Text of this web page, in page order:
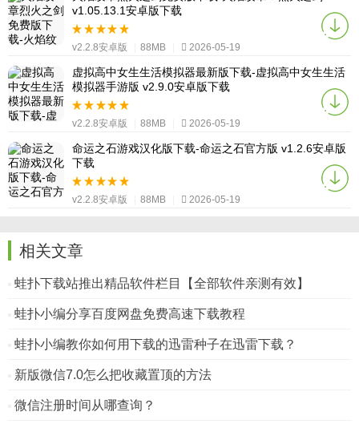
v1.05.13.1安卓版下载
v2.2.8安卓版 88MB 2026-05-19
虚拟高中女生生活模拟器最新版下载-虚拟高中女生生活
模拟器手游版 v2.9.0安卓版下载
v2.2.8安卓版 88MB 2026-05-19
命运之石游戏汉化版下载-命运之石官方版 v1.2.6安卓版
下载
v2.2.8安卓版 88MB 2026-05-19
相关文章
蛙扑下载站推出精品软件栏目【全部软件亲测有效】
蛙扑小编分享百度网盘免费高速下载教程
蛙扑小编教你如何用下载的迅雷种子在迅雷下载？
新版微信7.0怎么把收藏置顶的方法
微信注册时间从哪查询？